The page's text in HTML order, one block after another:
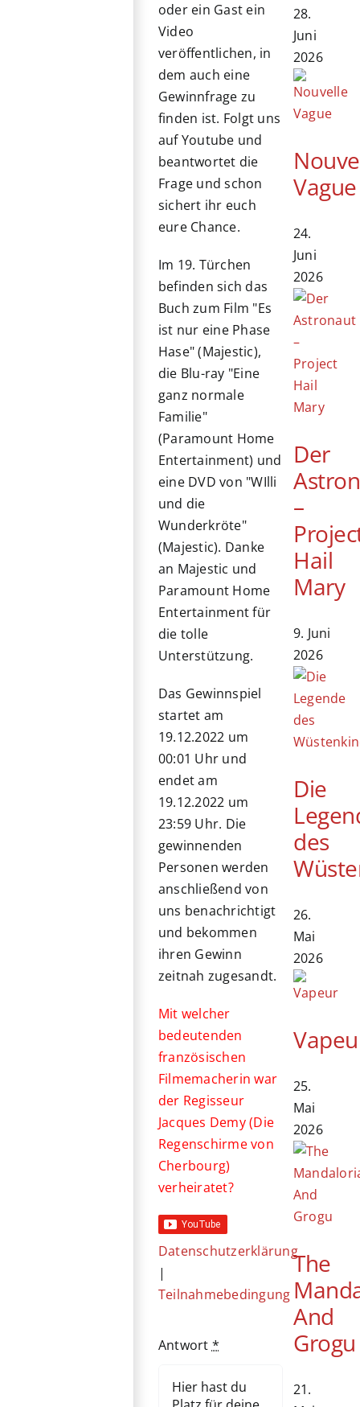
oder ein Gast ein
Video
veröffentlichen, in
dem auch eine
Gewinnfrage zu
finden ist. Folgt uns
auf Youtube und
beantwortet die
Frage und schon
sichert ihr euch
eure Chance.
Im 19. Türchen
befinden sich das
Buch zum Film "Es
ist nur eine Phase
Hase" (Majestic),
die Blu-ray "Eine
ganz normale
Familie"
(Paramount Home
Entertainment) und
eine DVD von "WIlli
und die
Wunderkröte"
(Majestic). Danke
an Majestic und
Paramount Home
Entertainment für
die tolle
Unterstützung.
Das Gewinnspiel
startet am
19.12.2022 um
00:01 Uhr und
endet am
19.12.2022 um
23:59 Uhr. Die
gewinnenden
Personen werden
anschließend von
uns benachrichtigt
und bekommen
ihren Gewinn
zeitnah zugesandt.
Mit welcher
bedeutenden
französischen
Filmemacherin war
der Regisseur
Jacques Demy (Die
Regenschirme von
Cherbourg)
verheiratet?
Datenschutzerklärung
|
Teilnahmebedingung
Antwort *
28.
Juni
2026
Vague
24.
Juni
2026
Der
–
Hail
Mary
9. Juni
2026
Die
des
26.
Mai
2026
25.
Mai
2026
The
And
Grogu
21.